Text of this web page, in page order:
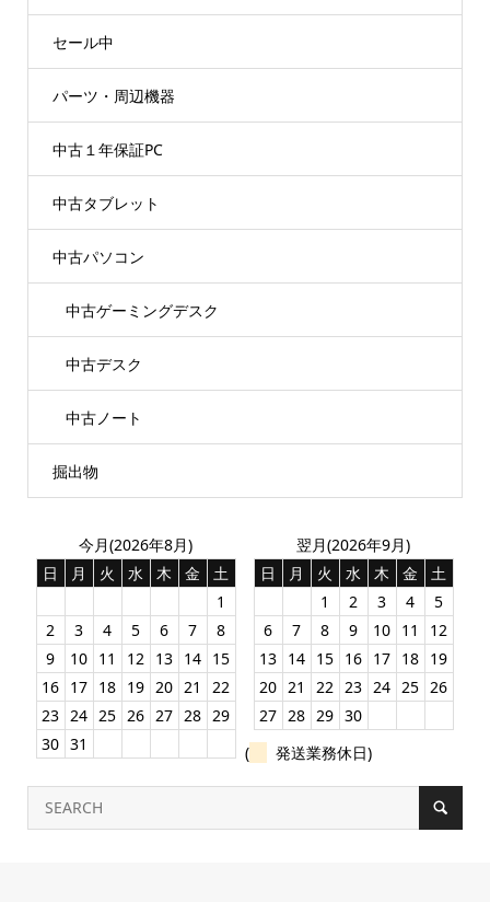
セール中
パーツ・周辺機器
中古１年保証PC
中古タブレット
中古パソコン
中古ゲーミングデスク
中古デスク
中古ノート
掘出物
今月(2026年8月)
日
月 火 水 木 金
土
1
2
3 4 5 6 7
8
9
10 11 12 13 14 15
16 17 18 19 20 21
22
23 24 25 26 27 28 29
30 31
翌月(2026年9月)
日
月 火 水 木 金
土
1
2 3 4
5
6
7 8 9 10 11
12
13 14 15 16 17 18 19
20 21 22 23 24 25 26
27 28 29 30
(
発送業務休日)